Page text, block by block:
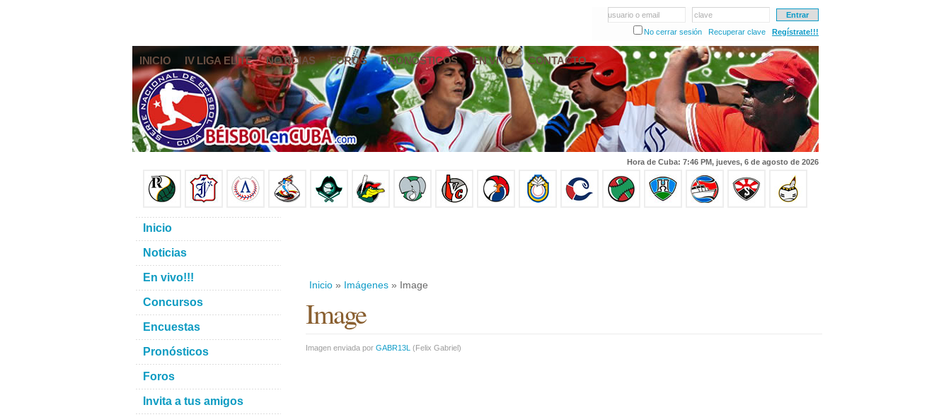
usuario o email
clave
No cerrar sesión
Recuperar clave Regístrate!!!
INICIO IV LIGA ELITE NOTICIAS FOROS PRONÓSTICOS EN VIVO CONTACTO
Hora de Cuba: 7:46 PM, jueves, 6 de agosto de 2026
Inicio » Imágenes » Image
Image
Imagen enviada por GABR13L (Felix Gabriel)
Inicio
Noticias
En vivo!!!
Concursos
Encuestas
Pronósticos
Foros
Invita a tus amigos